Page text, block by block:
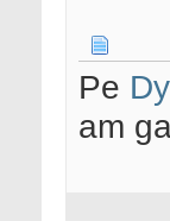
Pe
am